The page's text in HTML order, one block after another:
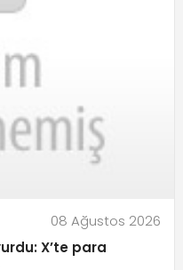
08 Ağustos 2026
X’te para